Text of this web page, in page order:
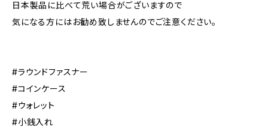
日本製品に比べて荒い場合がございますので
気になる方にはお勧め致しませんのでご注意ください。
#ラウンドファスナー
#コインケース
#ウォレット
#小銭入れ